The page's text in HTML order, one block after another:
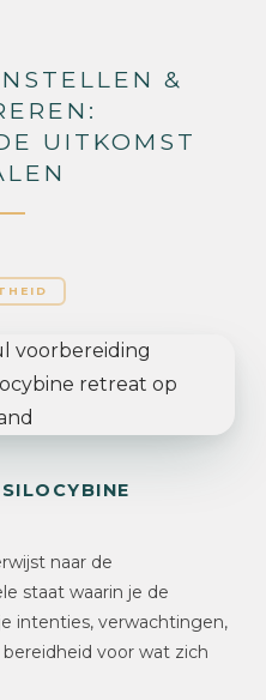
&
UITKOMST
naar de
staat waarin je de
intenties, verwachtingen,
voor wat zich